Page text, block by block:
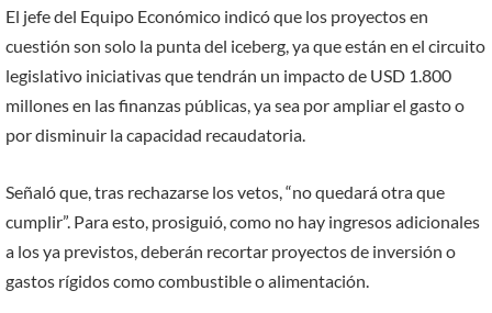
El jefe del Equipo Económico indicó que los proyectos en
cuestión son solo la punta del iceberg, ya que están en el circuito
legislativo iniciativas que tendrán un impacto de USD 1.800
millones en las finanzas públicas, ya sea por ampliar el gasto o
por disminuir la capacidad recaudatoria.
Señaló que, tras rechazarse los vetos, “no quedará otra que
cumplir”. Para esto, prosiguió, como no hay ingresos adicionales
a los ya previstos, deberán recortar proyectos de inversión o
gastos rígidos como combustible o alimentación.